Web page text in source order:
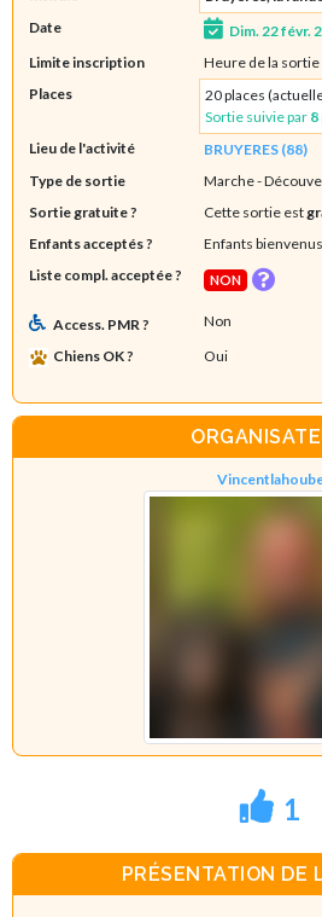
Date
Dim. 22 févr.
Limite inscription
Heure de la sortie
Places
20 places
Sortie suivie par
Lieu de l'activité
BRUYERES (88)
Type de sortie
Marche-
Sortie gratuite ?
Cette sortie est
Enfants acceptés ?
Enfants bienvenus
Liste compl. acceptée ?
NON
Access. PMR ?
Non
Chiens OK ?
Oui
1
PRÉSENTATION DE